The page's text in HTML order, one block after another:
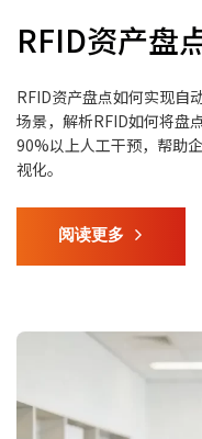
RFID资产盘
RFID资产盘点如何实现自
场景，解析RFID如何将盘
90%以上人工干预，帮助
视化。
阅读更多